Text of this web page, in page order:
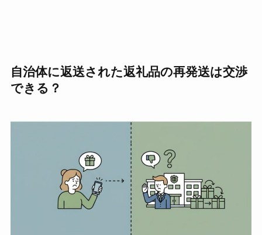
自治体に返送された返礼品の再発送は交渉
できる？